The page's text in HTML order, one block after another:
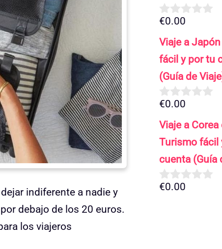
indiferente a nadie y
debajo de los 20 euros.
los viajeros
0
e
5
€0.00
Viaje a
fácil y por tu
(Guía de
0
e
5
€0.00
Viaje a Corea
Turismo fácil
cuenta (Guía
0
€0.00